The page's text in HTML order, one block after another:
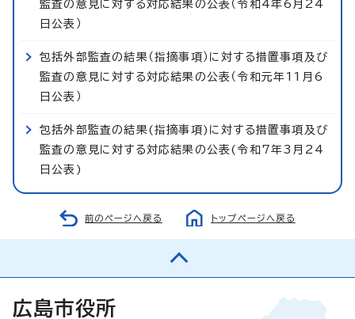
監査の意見に対する対応結果の公表（令和4年6月24
日公表）
包括外部監査の結果（指摘事項）に対する措置事項及び
監査の意見に対する対応結果の公表（令和元年11月6
日公表）
包括外部監査の結果(指摘事項)に対する措置事項及び
監査の意見に対する対応結果の公表(令和7年3月24
日公表)
前のページへ戻る トップページへ戻る
広島市役所